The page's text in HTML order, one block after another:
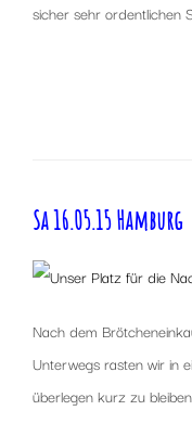
sicher sehr ordentlichen
Sa 16.05.15 Hamburg
Nach dem
Unterwegs rasten wir in
überlegen kurz zu